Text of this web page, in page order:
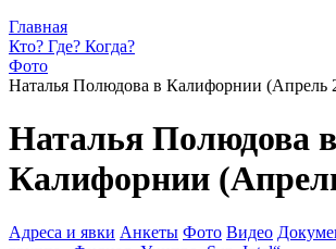
Главная
Кто? Где? Когда?
Фото
Наталья Полюдова в Калифорнии (Апрель
Наталья Полюдова в
Калифорнии
Адреса и явки Анкеты Фото Видео